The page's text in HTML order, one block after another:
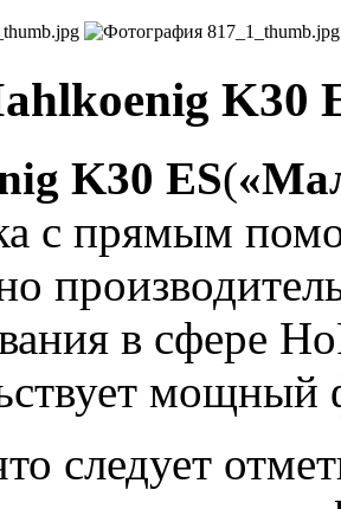
K30
K30 ES(
с прямым
в сфере
следует